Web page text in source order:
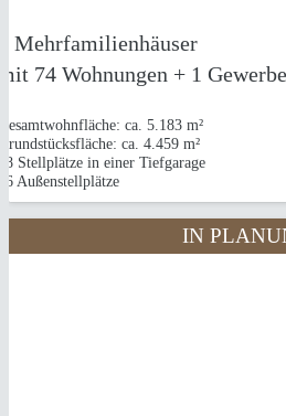
Mehrfamilienhäuser
74 Wohnungen + 1
ca. 5.183 m²
ca. 4.459 m²
Stellplätze in einer Tiefgarage
Außenstellplätze
IN